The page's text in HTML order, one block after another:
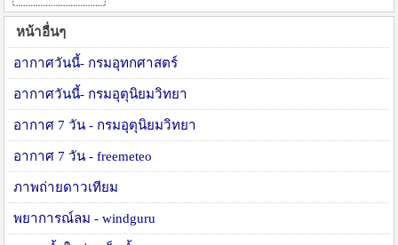
หน้าอื่นๆ
อากาศวันนี้- กรมอุทกศาสตร์
อากาศวันนี้- กรมอุตุนิยมวิทยา
อากาศ 7 วัน - กรมอุตุนิยมวิทยา
อากาศ 7 วัน - freemeteo
ภาพถ่ายดาวเทียม
พยาการณ์ลม - windguru